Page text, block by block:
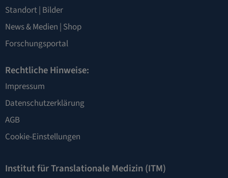
Standort| Bilder
News & Medien | Shop
Forschungsportal
Rechtliche Hinweise:
Impressum
Datenschutzerklärung
AGB
Cookie-Einstellungen
Institut für Translationale Medizin (ITM)